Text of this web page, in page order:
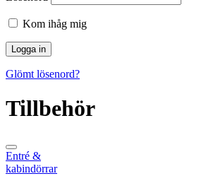
Kom ihåg mig
Glömt lösenord?
Tillbehör
Entré &
kabindörrar